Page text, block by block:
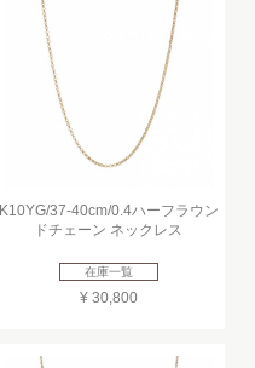
K10YG/37-40cm/0.4ハーフラウン
ドチェーン ネックレス
在庫一覧
¥ 30,800